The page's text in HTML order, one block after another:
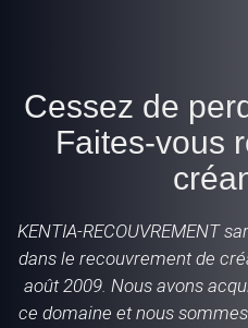
Cessez de
Faites-vous
KENTIA-RECOUVREMENT
dans le recouvrement de
août 2009. Nous avons
ce domaine et nous